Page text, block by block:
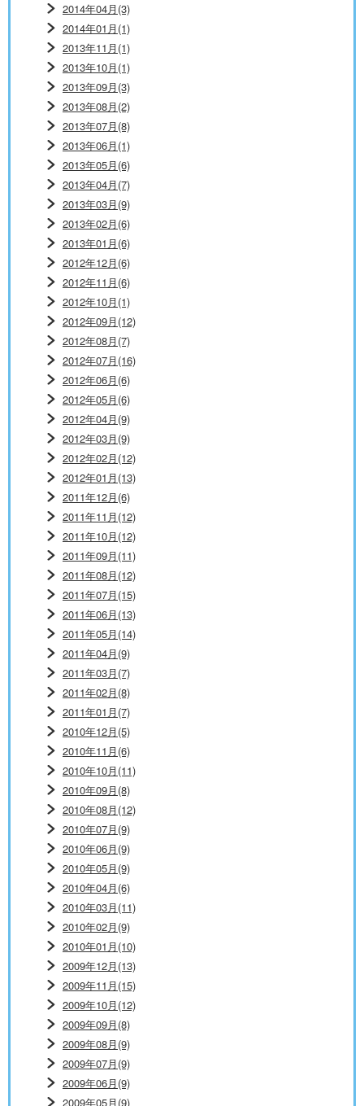
2014年04月(3)
2014年01月(1)
2013年11月(1)
2013年10月(1)
2013年09月(3)
2013年08月(2)
2013年07月(8)
2013年06月(1)
2013年05月(6)
2013年04月(7)
2013年03月(9)
2013年02月(6)
2013年01月(6)
2012年12月(6)
2012年11月(6)
2012年10月(1)
2012年09月(12)
2012年08月(7)
2012年07月(16)
2012年06月(6)
2012年05月(6)
2012年04月(9)
2012年03月(9)
2012年02月(12)
2012年01月(13)
2011年12月(6)
2011年11月(12)
2011年10月(12)
2011年09月(11)
2011年08月(12)
2011年07月(15)
2011年06月(13)
2011年05月(14)
2011年04月(9)
2011年03月(7)
2011年02月(8)
2011年01月(7)
2010年12月(5)
2010年11月(6)
2010年10月(11)
2010年09月(8)
2010年08月(12)
2010年07月(9)
2010年06月(9)
2010年05月(9)
2010年04月(6)
2010年03月(11)
2010年02月(9)
2010年01月(10)
2009年12月(13)
2009年11月(15)
2009年10月(12)
2009年09月(8)
2009年08月(9)
2009年07月(9)
2009年06月(9)
2009年05月(9)